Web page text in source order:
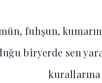
fuhşun,
biryerde sen